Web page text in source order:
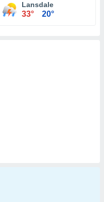
Lansdale
33° 20°